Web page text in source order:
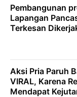
Pembangunan
Lapangan
Terkesan
Aksi Pria Paruh
VIRAL, Karena
Mendapat